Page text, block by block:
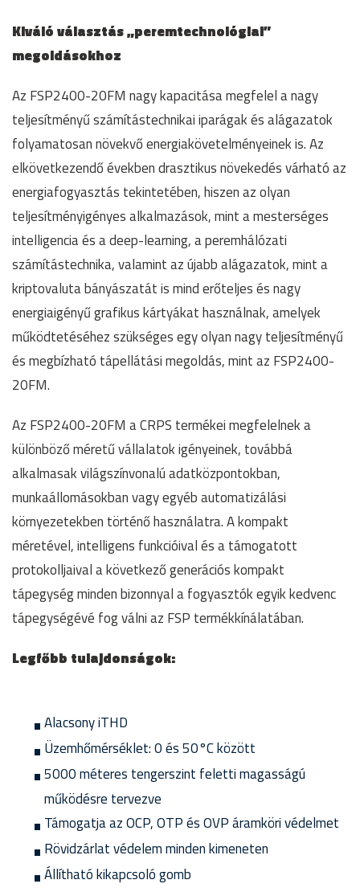
Kiváló választás „peremtechnológiai”
megoldásokhoz
Az FSP2400-20FM nagy kapacitása megfelel a nagy
teljesítményű számítástechnikai iparágak és alágazatok
folyamatosan növekvő energiakövetelményeinek is. Az
elkövetkezendő években drasztikus növekedés várható az
energiafogyasztás tekintetében, hiszen az olyan
teljesítményigényes alkalmazások, mint a mesterséges
intelligencia és a deep-learning, a peremhálózati
számítástechnika, valamint az újabb alágazatok, mint a
kriptovaluta bányászatát is mind erőteljes és nagy
energiaigényű grafikus kártyákat használnak, amelyek
működtetéséhez szükséges egy olyan nagy teljesítményű
és megbízható tápellátási megoldás, mint az FSP2400-
20FM.
Az FSP2400-20FM a CRPS termékei megfelelnek a
különböző méretű vállalatok igényeinek, továbbá
alkalmasak világszínvonalú adatközpontokban,
munkaállomásokban vagy egyéb automatizálási
környezetekben történő használatra. A kompakt
méretével, intelligens funkcióival és a támogatott
protokolljaival a következő generációs kompakt
tápegység minden bizonnyal a fogyasztók egyik kedvenc
tápegységévé fog válni az FSP termékkínálatában.
Legfőbb tulajdonságok:
Alacsony iTHD
Üzemhőmérséklet: 0 és 50°C között
5000 méteres tengerszint feletti magasságú
működésre tervezve
Támogatja az OCP, OTP és OVP áramköri védelmet
Rövidzárlat védelem minden kimeneten
Állítható kikapcsoló gomb